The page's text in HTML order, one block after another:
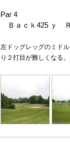
Par 4
Ｂａｃｋ425 ｙ
左ドッグレッグのミド
り２打目が難しくなる